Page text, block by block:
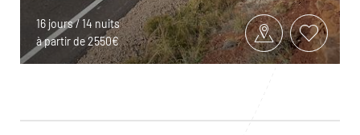
16 jours / 14 nuits
à partir de 2550€